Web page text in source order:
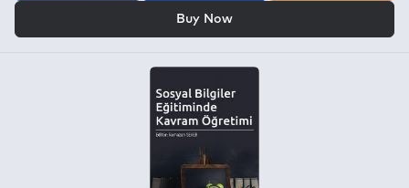
Buy Now